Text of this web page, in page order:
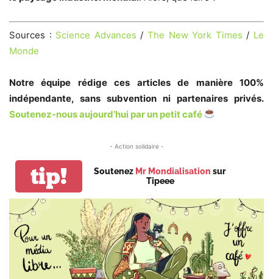
Sources : Science Advances /The New York Times / Le
Monde
Notre équipe rédige ces articles de manière 100%
indépendante, sans subvention ni partenaires privés.
Soutenez-nous aujourd’hui par un petit café
- Action solidaire -
tip! Soutenez Mr Mondialisation sur
Tipeee